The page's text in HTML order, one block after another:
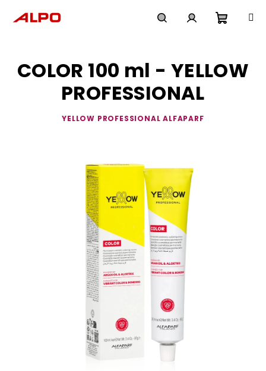
košík
COLOR 100 ml - YELLOW
PROFESSIONAL
YELLOW PROFESSIONAL ALFAPARF